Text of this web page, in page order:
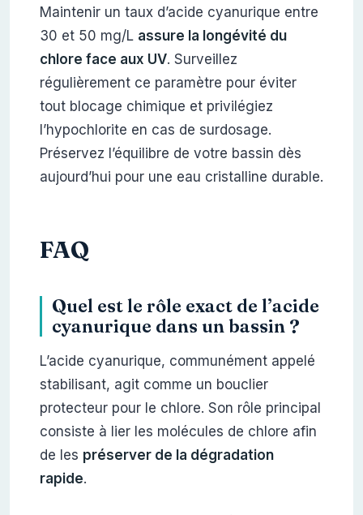
Maintenir un taux d’acide cyanurique entre
30 et 50 mg/L assure la longévité du
chlore face aux UV. Surveillez
régulièrement ce paramètre pour éviter
tout blocage chimique et privilégiez
l’hypochlorite en cas de surdosage.
Préservez l’équilibre de votre bassin dès
aujourd’hui pour une eau cristalline durable.
FAQ
Quel est le rôle exact de l’acide
cyanurique dans un bassin ?
L’acide cyanurique, communément appelé
stabilisant, agit comme un bouclier
protecteur pour le chlore. Son rôle principal
consiste à lier les molécules de chlore afin
de les préserver de la dégradation
rapide.